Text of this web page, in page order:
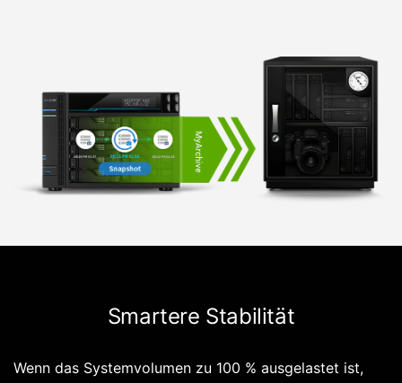
Smartere Stabilität
Wenn das Systemvolumen zu 100 % ausgelastet ist,